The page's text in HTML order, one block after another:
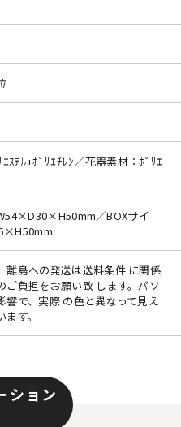
ｽﾃﾙ+ﾎﾟﾘｴﾁﾚﾝ／花器素材：ﾎﾟﾘｴ
／BOXサイ
離島への発送は送料条件 に関係
ご負担をお願い致 します。パソ
響で、実際 の色と異なって見え
す。
ション